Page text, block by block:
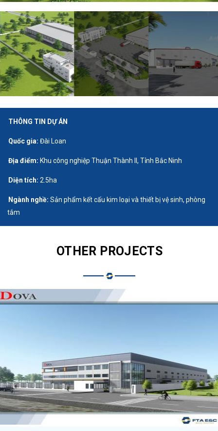
THÔNG TIN DỰ ÁN
Quốc gia: Đài Loan
Địa điểm: Khu công nghiệp Thuận Thành II, Tỉnh Bắc Ninh
Diện tích: 2.5ha
Ngành nghề: Sản phẩm kết cấu kim loại và thiết bị vệ sinh, phòng
tắm
OTHER PROJECTS